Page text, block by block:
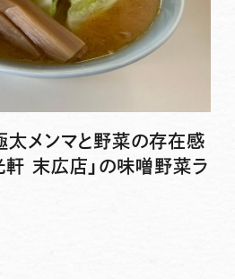
太メンマと野菜の存在感
軒 末広店」の味噌野菜ラ